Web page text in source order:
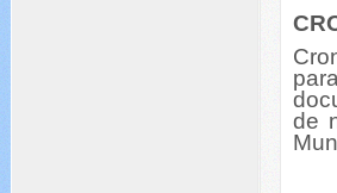
de